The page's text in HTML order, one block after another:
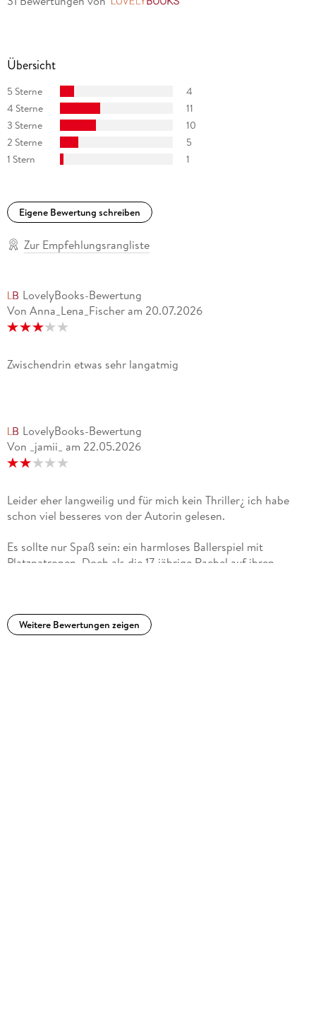
Übersicht
5 Sterne
4
4 Sterne
11
3 Sterne
10
2 Sterne
5
1 Stern
1
Eigene Bewertung schreiben
Zur Empfehlungsrangliste
LovelyBooks-Bewertung
Von Anna_Lena_Fischer am 20.07.2026
Zwischendrin etwas sehr langatmig
LovelyBooks-Bewertung
Von _jamii_ am 22.05.2026
Leider eher langweilig und für mich kein Thriller¿ ich habe
schon viel besseres von der Autorin gelesen.
Es sollte nur Spaß sein: ein harmloses Ballerspiel mit
Platzpatronen. Doch als die 17-jährige Rachel auf ihren
doch der Fall kann nie ganz aufgeklärt werden. 20 Jahre
später fühlt sich Rachel noch immer schuldig, und letztlich ist
Weitere Bewertungen zeigen